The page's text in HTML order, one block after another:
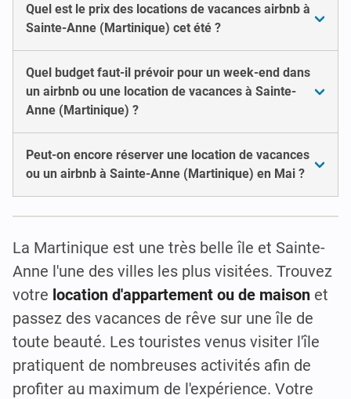
Quel est le prix des locations de vacances airbnb à
Sainte-Anne (Martinique) cet été ?
Quel budget faut-il prévoir pour un week-end dans
un airbnb ou une location de vacances à Sainte-
Anne (Martinique) ?
Peut-on encore réserver une location de vacances
ou un airbnb à Sainte-Anne (Martinique) en Mai ?
La Martinique est une très belle île et Sainte-
Anne l'une des villes les plus visitées. Trouvez
votre location d'appartement ou de maison et
passez des vacances de rêve sur une île de
toute beauté. Les touristes venus visiter l'île
pratiquent de nombreuses activités afin de
profiter au maximum de l'expérience. Votre